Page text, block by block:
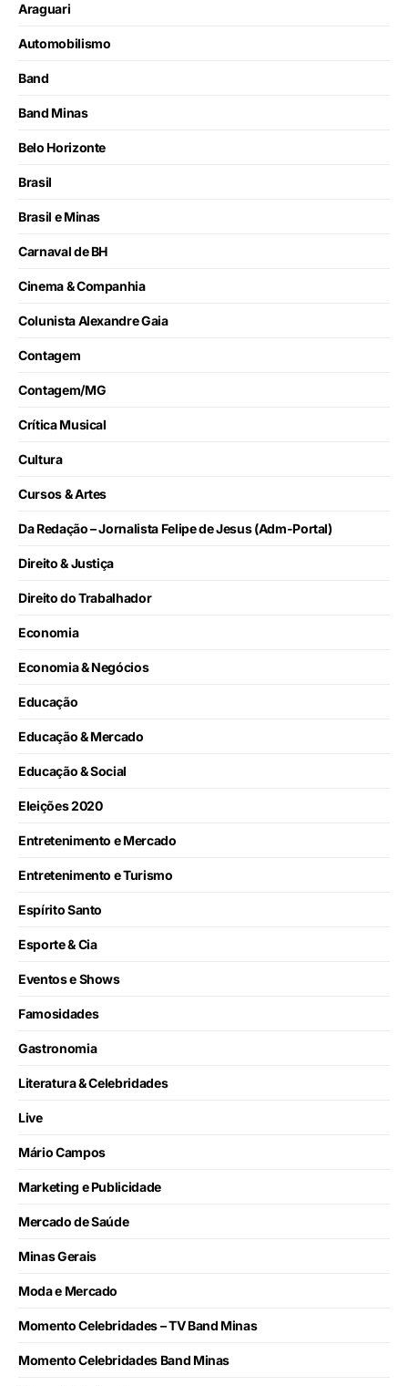
Araguari
Automobilismo
Band
Band Minas
Belo Horizonte
Brasil
Brasil e Minas
Carnaval de BH
Cinema & Companhia
Colunista Alexandre Gaia
Contagem
Contagem/MG
Crítica Musical
Cultura
Cursos & Artes
Da Redação – Jornalista Felipe de Jesus (Adm-Portal)
Direito & Justiça
Direito do Trabalhador
Economia
Economia & Negócios
Educação
Educação & Mercado
Educação & Social
Eleições 2020
Entretenimento e Mercado
Entretenimento e Turismo
Espírito Santo
Esporte & Cia
Eventos e Shows
Famosidades
Gastronomia
Literatura & Celebridades
Live
Mário Campos
Marketing e Publicidade
Mercado de Saúde
Minas Gerais
Moda e Mercado
Momento Celebridades – TV Band Minas
Momento Celebridades Band Minas